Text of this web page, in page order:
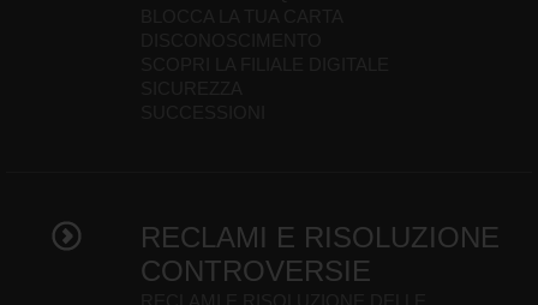
RECLAMI E RISOLUZIONE
CONTROVERSIE